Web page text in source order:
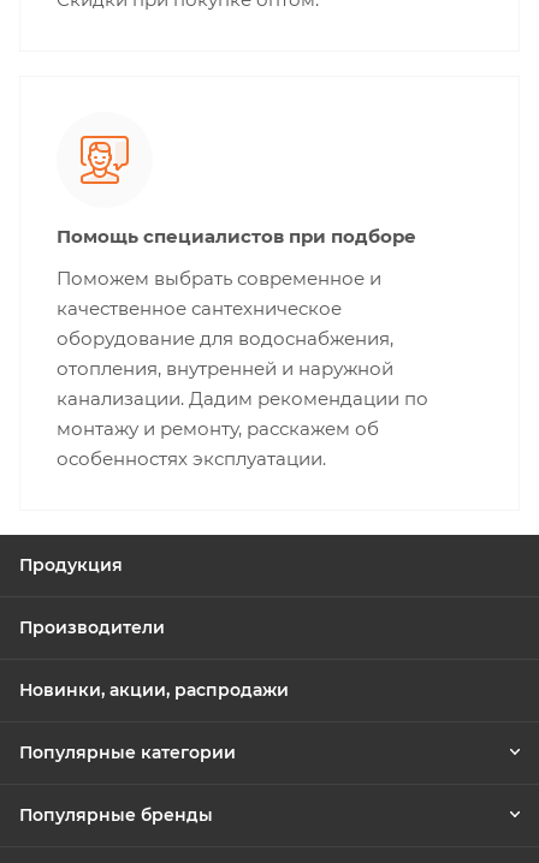
Помощь специалистов при подборе
Поможем выбрать современное и
качественное сантехническое
оборудование для водоснабжения,
отопления, внутренней и наружной
канализации. Дадим рекомендации по
монтажу и ремонту, расскажем об
особенностях эксплуатации.
Продукция
Производители
Новинки, акции, распродажи
Популярные категории
Популярные бренды